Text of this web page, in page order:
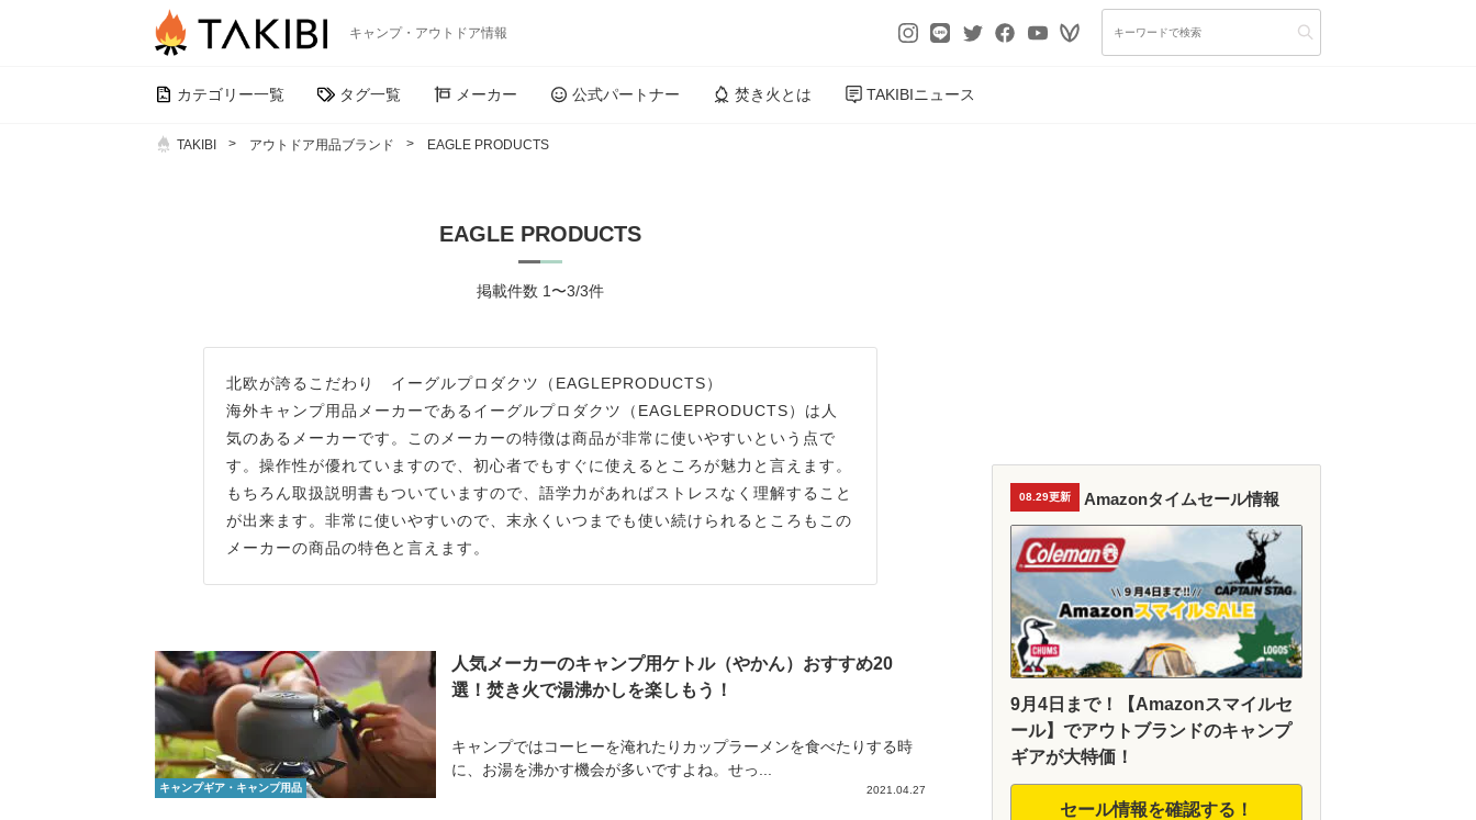
キャンプ・アウトドア情報
カテゴリー一覧 タグ一覧 メーカー 公式パートナー 焚き火とは TAKIBIニュース
TAKIBI アウトドア用品ブランド EAGLE PRODUCTS
EAGLE PRODUCTS
掲載件数 1〜3/3件
北欧が誇るこだわり イーグルプロダクツ（EAGLEPRODUCTS）
海外キャンプ用品メーカーであるイーグルプロダクツ（EAGLEPRODUCTS）は人
気のあるメーカーです。このメーカーの特徴は商品が非常に使いやすいという点で
す。操作性が優れていますので、初心者でもすぐに使えるところが魅力と言えます。
もちろん取扱説明書もついていますので、語学力があればストレスなく理解すること
が出来ます。非常に使いやすいので、末永くいつまでも使い続けられるところもこの
メーカーの商品の特色と言えます。
キャンプギア・キャンプ用品
人気メーカーのキャンプ用ケトル（やかん）おすすめ20
選！焚き火で湯沸かしを楽しもう！
キャンプではコーヒーを淹れたりカップラーメンを食べたりする時
に、お湯を沸かす機会が多いですよね。せっ...
2021.04.27
08.29更新 Amazonタイムセール情報
9月4日まで！【Amazonスマイルセ
ール】でアウトブランドのキャンプ
ギアが大特価！
セール情報を確認する！